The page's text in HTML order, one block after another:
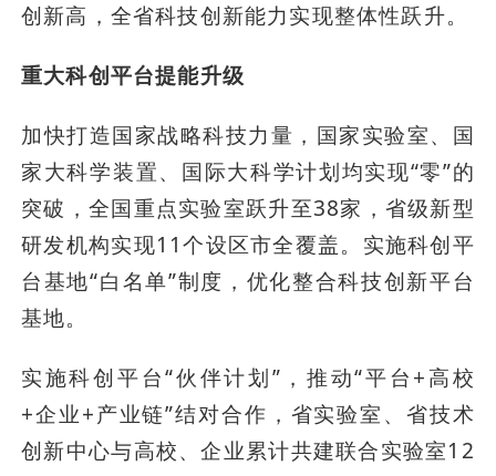
创新高，全省科技创新能力实现整体性跃升。
重大科创平台提能升级
加快打造国家战略科技力量，国家实验室、国
家大科学装置、国际大科学计划均实现“零”的
突破，全国重点实验室跃升至38家，省级新型
研发机构实现11个设区市全覆盖。实施科创平
台基地“白名单”制度，优化整合科技创新平台
基地。
实施科创平台“伙伴计划”，推动“平台+高校
+企业+产业链”结对合作，省实验室、省技术
创新中心与高校、企业累计共建联合实验室12